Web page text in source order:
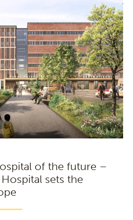
of the future –
sets the